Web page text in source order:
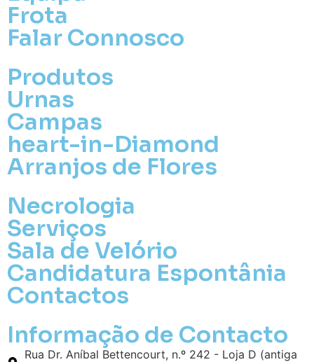
Frota
Falar Connosco
Produtos
Urnas
Campas
heart-in-Diamond
Arranjos de Flores
Necrologia
Serviços
Sala de Velório
Candidatura Espontânia
Contactos
Informação de Contacto
Rua Dr. Aníbal Bettencourt, n.º 242 - Loja D (antiga